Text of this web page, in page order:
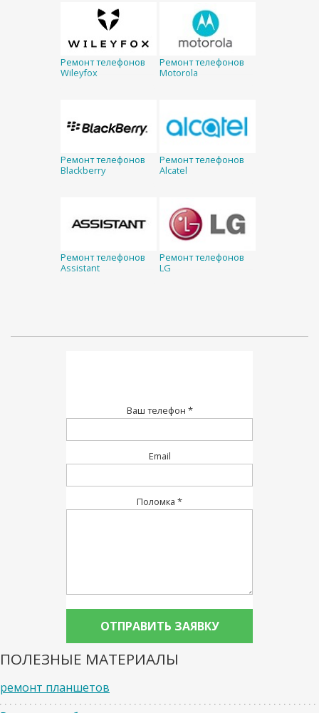
Ремонт телефонов
Wileyfox
Ремонт телефонов
Motorola
Ремонт телефонов
Blackberry
Ремонт телефонов
Alcatel
Ремонт телефонов
Assistant
Ремонт телефонов
LG
Ваш телефон *
Email
Поломка *
ПОЛЕЗНЫЕ МАТЕРИАЛЫ
ремонт планшетов